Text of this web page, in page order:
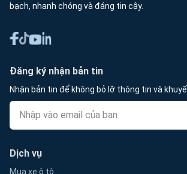
bạch, nhanh chóng và đáng tin cậy.
Đăng ký nhận bản tin
Nhận bản tin để không bỏ lỡ thông tin và
Dịch vụ
Mua xe ô tô